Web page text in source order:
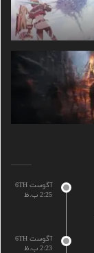
آگوست 6TH
2:25 ب.ظ
آگوست 6TH
2:23 ب.ظ